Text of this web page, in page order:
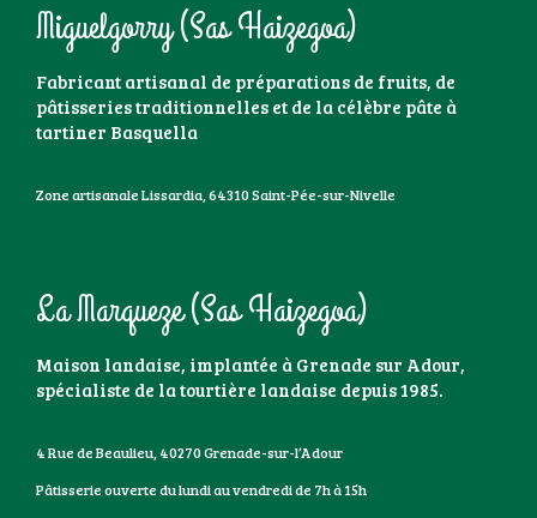
Miguelgorry (Sas Haizegoa)
Fabricant artisanal de préparations de fruits, de
pâtisseries traditionnelles et de la célèbre pâte à
tartiner Basquella
Zone artisanale Lissardia, 64310 Saint-Pée-sur-Nivelle
La Marqueze (Sas Haizegoa)
Maison landaise, implantée à Grenade sur Adour,
spécialiste de la tourtière landaise depuis 1985.
4 Rue de Beaulieu, 40270 Grenade-sur-l’Adour
Pâtisserie ouverte du lundi au vendredi de 7h à 15h